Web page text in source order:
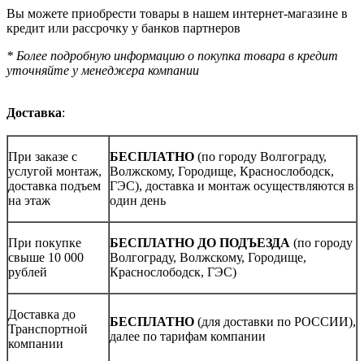
Вы можете приобрести товары в нашем интернет-магазине в
кредит или рассрочку у банков партнеров
* Более подробную информацию о покупка товара в кредит
уточняйте у менеджера компании
Доставка:
При заказе с
услугой монтаж,
доставка подъем
на этаж
БЕСПЛАТНО (по городу Волгограду,
Волжскому, Городище, Краснослободск,
ГЭС), доставка и монтаж осуществляются в
один день
При покупке
свыше 10 000
рублей
БЕСПЛАТНО ДО ПОДЪЕЗДА (по городу
Волгограду, Волжскому, Городище,
Краснослободск, ГЭС)
Доставка до
Транспортной
компании
БЕСПЛАТНО (для доставки по РОССИИ),
далее по тарифам компании